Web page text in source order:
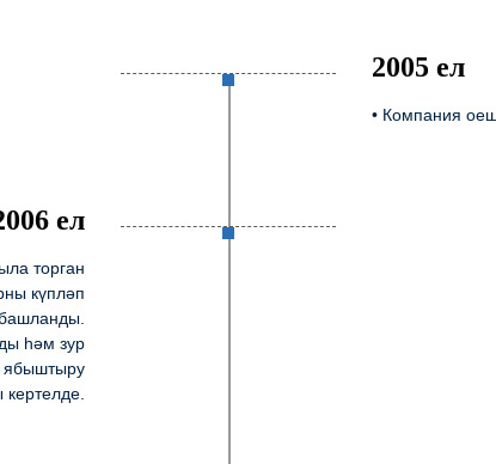
2005 ел
• Компания
ел
торган
күпләп
һәм зур
ябыштыру